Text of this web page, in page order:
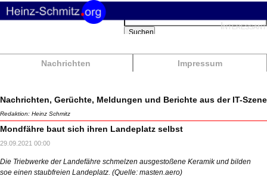
Nachrichten Impressum
Suchbegriffe
Suchen
Nachrichten, Gerüchte, Meldungen und Berichte aus der IT-Szene
Redaktion: Heinz Schmitz
Mondfähre baut sich ihren Landeplatz selbst
29.09.2021 00:00
Die Triebwerke der Landefähre schmelzen ausgestoßene Keramik und bilden
soe einen staubfreien Landeplatz. (Quelle: masten.aero)